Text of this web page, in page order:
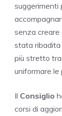
suggerimenti
senza creare
stata ribadita
più stretto tra
uniformare le
Il Consiglio
corsi di